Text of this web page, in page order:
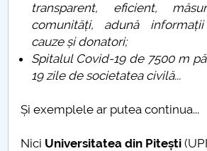
transparent, eficient,
comunități, adună
cauze și donatori;
Spitalul Covid-19 de 7500 m
19 zile de societatea civilă...
Și exemplele ar putea continua...
Nici Universitatea din Pitești